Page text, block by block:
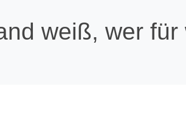
weiß, wer